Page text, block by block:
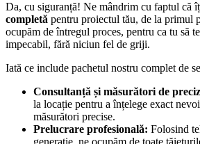
Da, cu siguranță! Ne mândrim cu faptul că
completă pentru proiectul tău, de la primul
ocupăm de întregul proces, pentru ca tu să
impecabil, fără niciun fel de griji.
Iată ce include pachetul nostru complet de
Consultanță și măsurători de
la locație pentru a înțelege exact
măsurători precise.
Prelucrare profesională: Folosind
generație, ne ocupăm de toate